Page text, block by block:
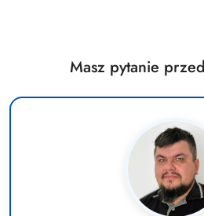
Masz pytanie